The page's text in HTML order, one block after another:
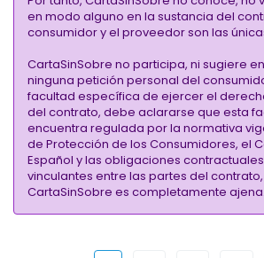
en modo alguno en la sustancia del
consumidor y el proveedor son las
CartaSinSobre no participa, ni sugiere
ninguna petición personal del
facultad específica de ejercer el
del contrato, debe aclararse que esta
encuentra regulada por la normativa
de Protección de los Consumidores, el
Español y las obligaciones
vinculantes entre las partes del
CartaSinSobre es completamente ajena.